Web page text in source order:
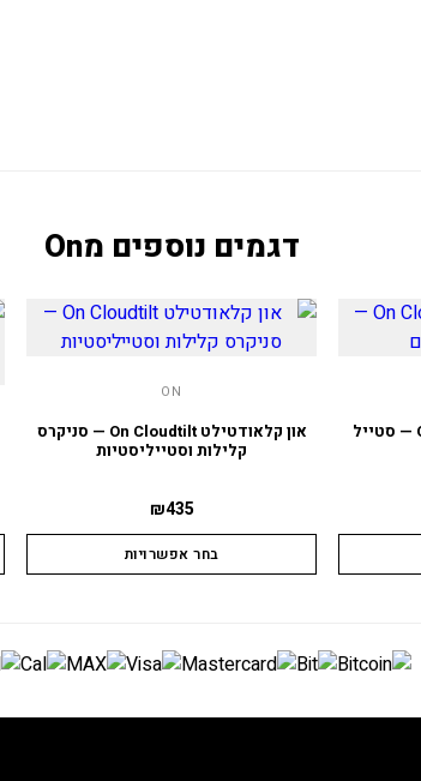
דגמים נוספים מOn
און קלאודטילט On Cloudtilt — סטייל
ON
און קלאודטילט On Cloudtilt — סניקרס
קלילות וסטייליסטיות
₪435
בחר אפשרויות